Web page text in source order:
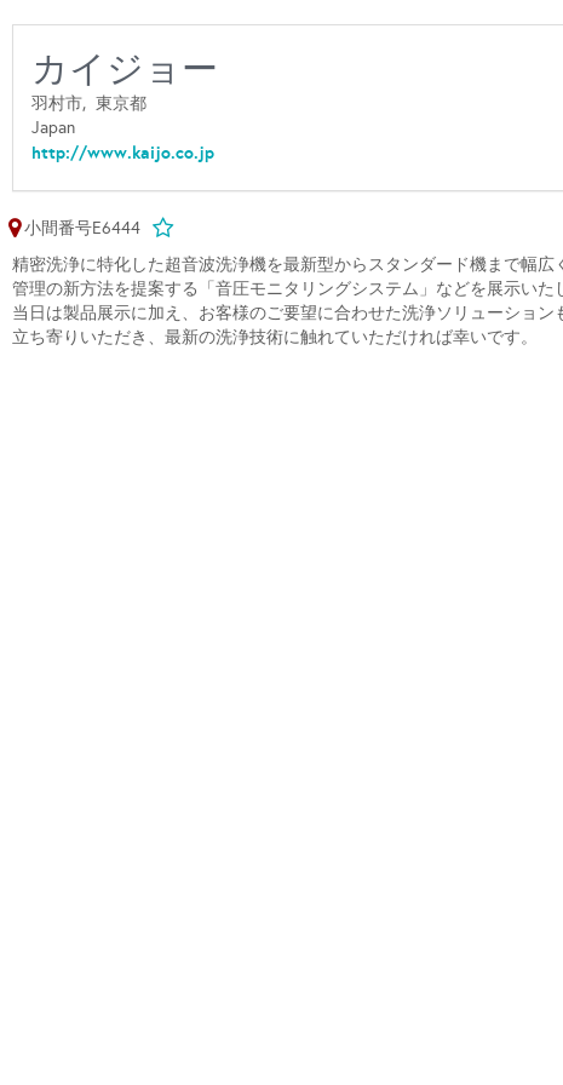
カイジョー
羽村市, 東京都
Japan
http://www.kaijo.co.jp
小間番号E6444
精密洗浄に特化した超音波洗浄機を最新型からスタンダード機まで幅
管理の新方法を提案する「音圧モニタリングシステム」などを展示いた
当日は製品展示に加え、お客様のご要望に合わせた洗浄ソリューショ
立ち寄りいただき、最新の洗浄技術に触れていただければ幸いです。